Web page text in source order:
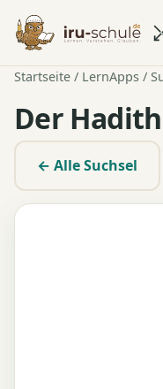
Startseite / LernApps /
Der Hadith
← Alle Suchsel